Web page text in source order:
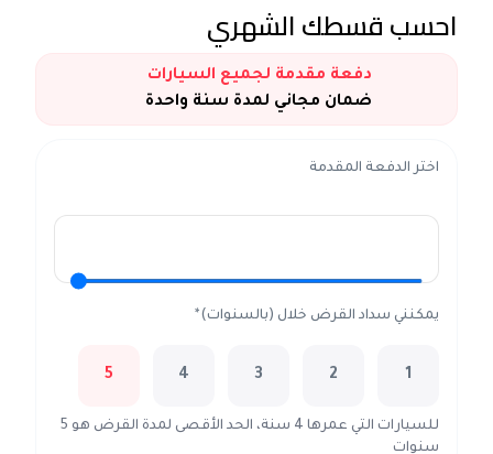
احسب قسطك الشهري
دفعة مقدمة لجميع السيارات
ضمان مجاني لمدة سنة واحدة
اختر الدفعة المقدمة
يمكنني سداد القرض خلال (بالسنوات)*
1
2
3
4
5
للسيارات التي عمرها 4 سنة، الحد الأقصى لمدة القرض هو 5
سنوات